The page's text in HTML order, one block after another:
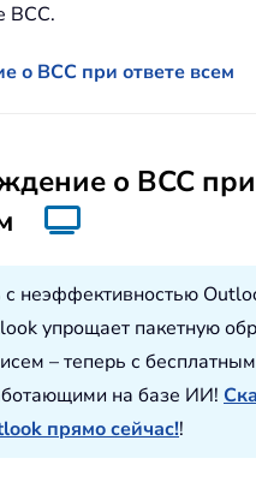
BCC.
о BCC при ответе всем
о BCC при
неэффективностью
упрощает пакетную
– теперь с
на базе ИИ!
прямо сейчас!!